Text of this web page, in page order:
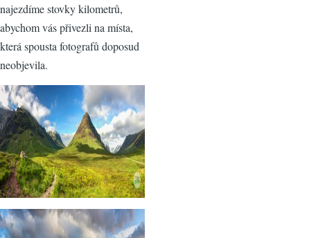
najezdíme stovky kilometrů,
abychom vás přivezli na místa,
která spousta fotografů doposud
neobjevila.